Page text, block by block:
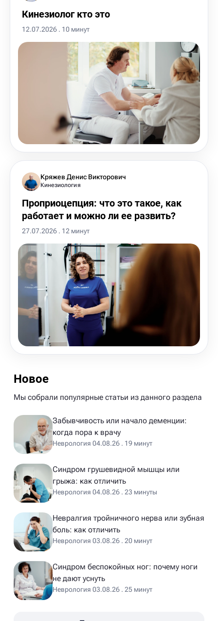
Кинезиолог кто это
12.07.2026 . 10 минут
Кряжев Денис Викторович
Кинезиология
Проприоцепция: что это такое, как
работает и можно ли ее развить?
27.07.2026 . 12 минут
Новое
Мы собрали популярные статьи из данного раздела
Забывчивость или начало деменции:
когда пора к врачу
Неврология 04.08.26 . 19 минут
Синдром грушевидной мышцы или
грыжа: как отличить
Неврология 04.08.26 . 23 минуты
Невралгия тройничного нерва или зубная
боль: как отличить
Неврология 03.08.26 . 20 минут
Синдром беспокойных ног: почему ноги
не дают уснуть
Неврология 03.08.26 . 25 минут